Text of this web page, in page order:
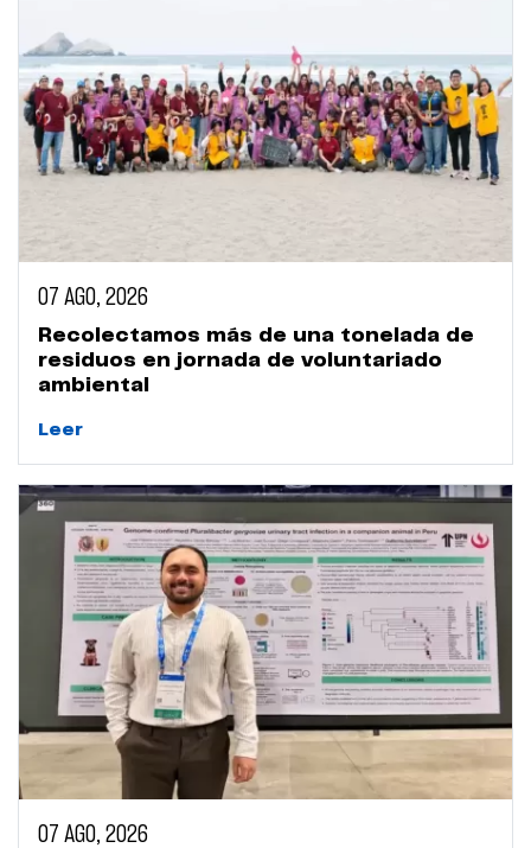
07 AGO, 2026
Recolectamos más de una tonelada de
residuos en jornada de voluntariado
ambiental
Leer
07 AGO, 2026